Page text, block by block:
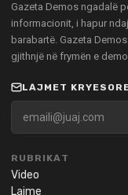
Gazeta Demos ngadalë
informacionit, i hapur
barabartë. Gazeta
gjithnjë në frymën e
LAJMET
RUBRIKAT
Video
Lajme